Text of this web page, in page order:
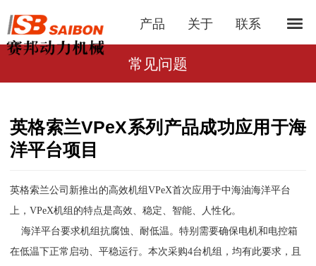
产品 关于 联系
常见问题
英格索兰VPeX系列产品成功应用于海
洋平台项目
英格索兰公司新推出的高效机组VPeX首次应用于中海油海洋平台
上，VPeX机组的特点是高效、稳定、智能、人性化。
海洋平台要求机组抗腐蚀、耐低温。特别需要确保电机和电控箱
在低温下正常启动、平稳运行。本次采购4台机组，均有此要求，且